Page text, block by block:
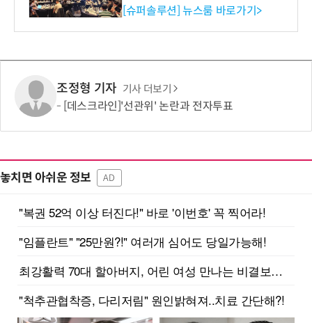
리 성료
[슈퍼솔루션] 뉴스룸 바로가기>
조정형 기자 기사 더보기
[데스크라인]'선관위' 논란과 전자투표
놓치면 아쉬운 정보 AD